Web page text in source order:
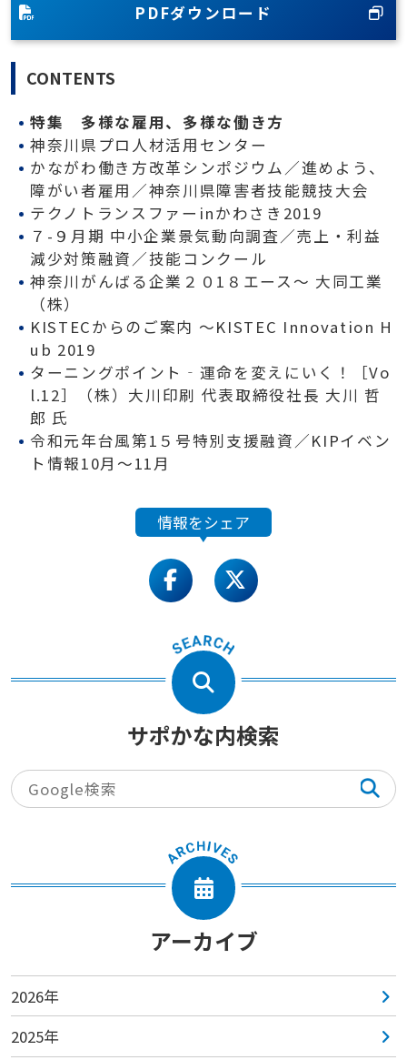
CONTENTS
特集 多様な雇用、多様な働き方
神奈川県プロ人材活用センター
かながわ働き方改革シンポジウム／進めよう、
障がい者雇用／神奈川県障害者技能競技大会
テクノトランスファーinかわさき2019
７-９月期 中小企業景気動向調査／売上・利益
減少対策融資／技能コンクール
神奈川がんばる企業２０1８エース～ 大同工業
（株）
KISTECからのご案内 〜KISTEC Innovation H
ub 2019
ターニングポイント‐運命を変えにいく！［Vo
l.12］（株）大川印刷 代表取締役社長 大川 哲
郎 氏
令和元年台風第1５号特別支援融資／KIPイベン
ト情報10月～11月
PDFダウンロード
情報をシェア
facebooktwitter
サポかな内検索
アーカイブ
2026年
2025年